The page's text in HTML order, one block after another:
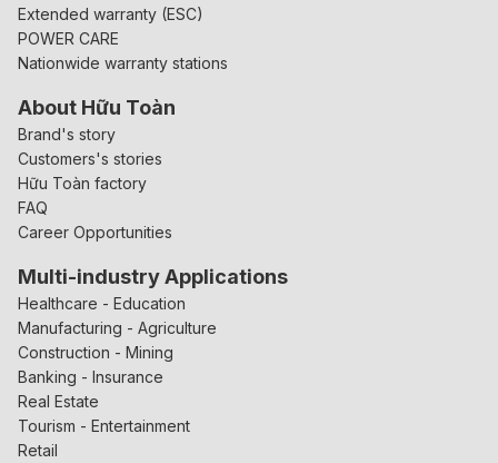
Extended warranty (ESC)
POWER CARE
Nationwide warranty stations
About Hữu Toàn
Brand's story
Customers's stories
Hữu Toàn factory
FAQ
Career Opportunities
Multi-industry Applications
Healthcare - Education
Manufacturing - Agriculture
Construction - Mining
Banking - Insurance
Real Estate
Tourism - Entertainment
Retail